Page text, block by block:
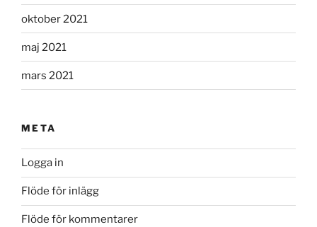
oktober 2021
maj 2021
mars 2021
META
Logga in
Flöde för inlägg
Flöde för kommentarer